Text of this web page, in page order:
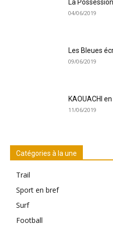
La
04/06/2019
Les Bleues
09/06/2019
KAOUACHI
11/06/2019
Catégories à la une
Trail
Sport en bref
Surf
Football